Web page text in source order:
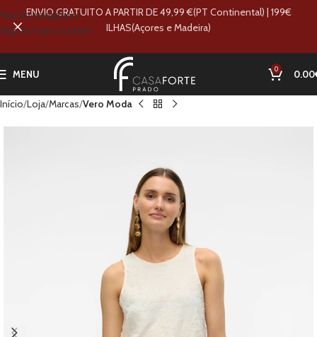
Skip to navigation
Skip to main content
MENU 0 0.00
Início Loja Marcas Vero Moda
ENVIO GRATUITO A PARTIR DE 49,99 €(PT Continental) | 199€
ILHAS(Açores e Madeira)